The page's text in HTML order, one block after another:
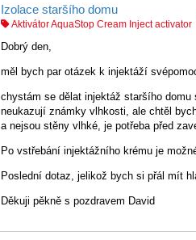
Izolace staršího domu
Aktivátor AquaStop Cream Inject activator
Dobrý den,
měl bych par otázek k injektáží
chystám se dělat injektáž staršího
neukazují známky vlhkosti, ale chtěl
a nejsou stěny vlhké, je potřeba před
Po vstřebání injektážního krému je
Poslední dotaz, jelikož bych si přál mít
Děkuji pěkně s pozdravem David